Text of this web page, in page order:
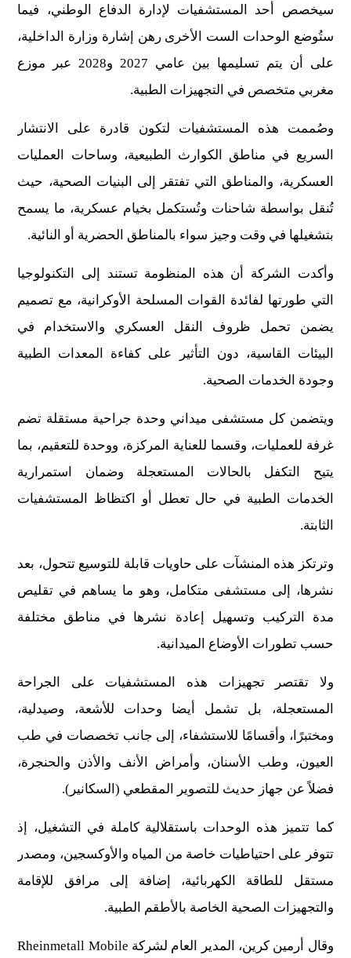
سيخصص أحد المستشفيات لإدارة الدفاع الوطني، فيما
ستُوضع الوحدات الست الأخرى رهن إشارة وزارة الداخلية،
على أن يتم تسليمها بين عامي 2027 و2028 عبر موزع
مغربي متخصص في التجهيزات الطبية.
وصُممت هذه المستشفيات لتكون قادرة على الانتشار
السريع في مناطق الكوارث الطبيعية، وساحات العمليات
العسكرية، والمناطق التي تفتقر إلى البنيات الصحية، حيث
تُنقل بواسطة شاحنات وتُستكمل بخيام عسكرية، ما يسمح
بتشغيلها في وقت وجيز سواء بالمناطق الحضرية أو النائية.
وأكدت الشركة أن هذه المنظومة تستند إلى التكنولوجيا
التي طورتها لفائدة القوات المسلحة الأوكرانية، مع تصميم
يضمن تحمل ظروف النقل العسكري والاستخدام في
البيئات القاسية، دون التأثير على كفاءة المعدات الطبية
وجودة الخدمات الصحية.
ويتضمن كل مستشفى ميداني وحدة جراحية مستقلة تضم
غرفة للعمليات، وقسما للعناية المركزة، ووحدة للتعقيم، بما
يتيح التكفل بالحالات المستعجلة وضمان استمرارية
الخدمات الطبية في حال تعطل أو اكتظاظ المستشفيات
الثابتة.
وترتكز هذه المنشآت على حاويات قابلة للتوسيع تتحول، بعد
نشرها، إلى مستشفى متكامل، وهو ما يساهم في تقليص
مدة التركيب وتسهيل إعادة نشرها في مناطق مختلفة
حسب تطورات الأوضاع الميدانية.
ولا تقتصر تجهيزات هذه المستشفيات على الجراحة
المستعجلة، بل تشمل أيضا وحدات للأشعة، وصيدلية،
ومختبرًا، وأقسامًا للاستشفاء، إلى جانب تخصصات في طب
العيون، وطب الأسنان، وأمراض الأنف والأذن والحنجرة،
فضلاً عن جهاز حديث للتصوير المقطعي (السكانير).
كما تتميز هذه الوحدات باستقلالية كاملة في التشغيل، إذ
تتوفر على احتياطيات خاصة من المياه والأوكسجين، ومصدر
مستقل للطاقة الكهربائية، إضافة إلى مرافق للإقامة
والتجهيزات الصحية الخاصة بالأطقم الطبية.
وقال أرمين كرين، المدير العام لشركة Rheinmetall Mobile